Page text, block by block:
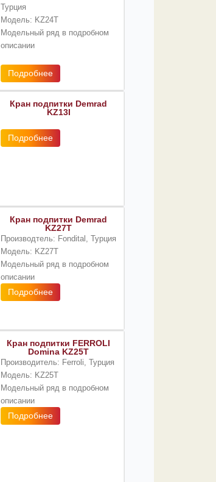
Турция
Модель: KZ24T
Модельный ряд в подробном
описании
Подробнее
Кран подпитки Demrad
KZ13I
Подробнее
Кран подпитки Demrad
KZ27T
Производтель: Fondital, Турция
Модель: KZ27T
Модельный ряд в подробном
описании
Подробнее
Кран подпитки FERROLI
Domina KZ25T
Производитель: Ferroli, Турция
Модель: KZ25T
Модельный ряд в подробном
описании
Подробнее